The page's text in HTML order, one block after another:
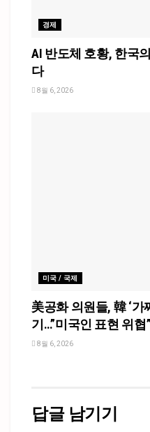
경제
AI 반도체 호황, 한국
다
8월 6, 2026
미국 / 국제
美공화 의원들, 韓 ‘가
기…”미국인 표현 위협”
8월 6, 2026
답글 남기기